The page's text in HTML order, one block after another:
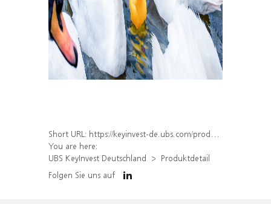
Short URL: https://keyinvest-de.ubs.com/produkt/detail/index/isin/DE000WA8CGN0
You are here:
UBS KeyInvest Deutschland
Produktdetail
Folgen Sie uns auf